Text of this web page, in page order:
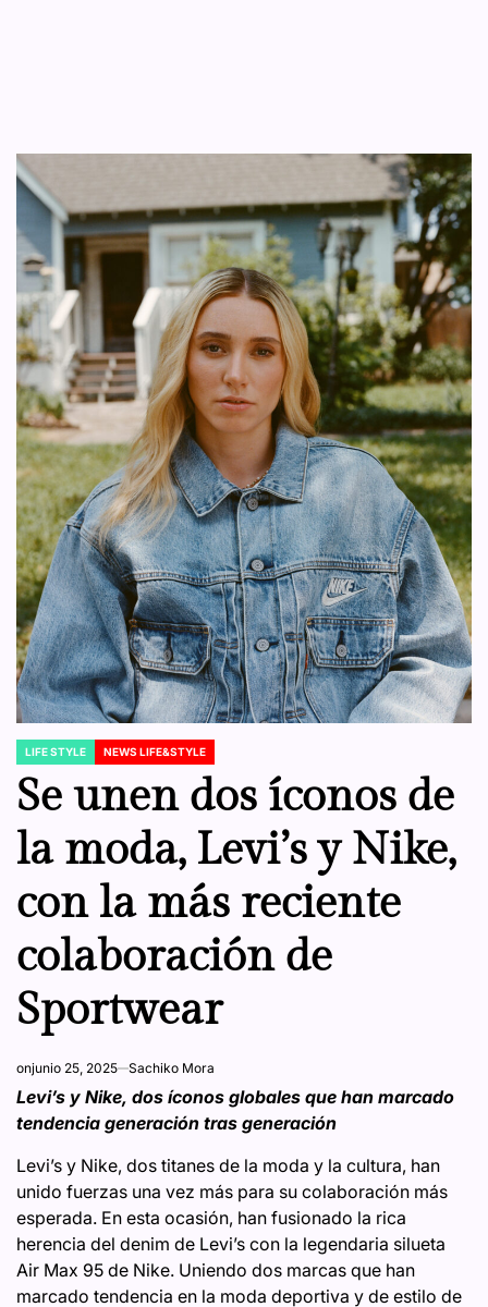
POSTED
IN
LIFE STYLE NEWS LIFE&STYLE
Se unen dos íconos de
la moda, Levi’s y Nike,
con la más reciente
colaboración de
Sportwear
onjunio 25, 2025 Sachiko Mora
Levi’s y Nike, dos íconos globales que han marcado
tendencia generación tras generación
Levi’s y Nike, dos titanes de la moda y la cultura, han
unido fuerzas una vez más para su colaboración más
esperada. En esta ocasión, han fusionado la rica
herencia del denim de Levi’s con la legendaria silueta
Air Max 95 de Nike. Uniendo dos marcas que han
marcado tendencia en la moda deportiva y de estilo de